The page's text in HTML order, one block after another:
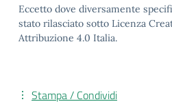
Eccetto dove diversamente
stato rilasciato sotto Licenza
Attribuzione 4.0 Italia.
Stampa / Condividi